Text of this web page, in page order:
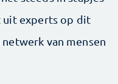
uit experts op dit
van mensen